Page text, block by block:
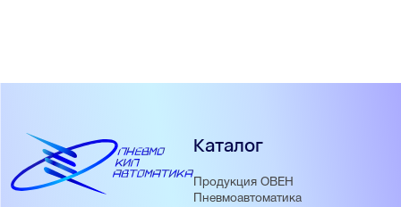
Каталог
Продукция ОВЕН
Пневмоавтоматика